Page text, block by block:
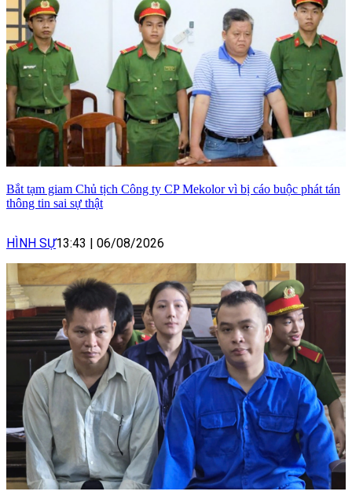
Bắt tạm giam Chủ tịch Công ty CP Mekolor vì bị cáo buộc phát tán
thông tin sai sự thật
HÌNH SỰ13:43 | 06/08/2026